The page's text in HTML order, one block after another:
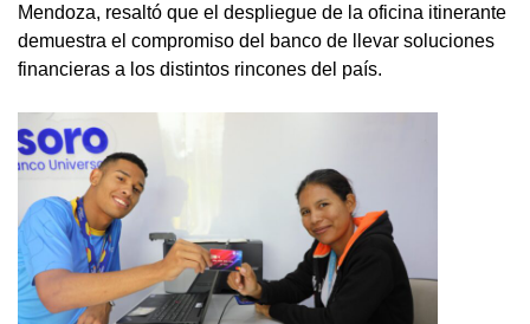
Mendoza, resaltó que el despliegue de la oficina itinerante
demuestra el compromiso del banco de llevar soluciones
financieras a los distintos rincones del país.